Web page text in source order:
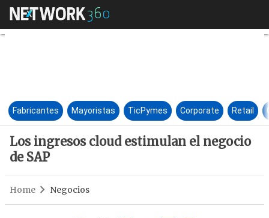
Los ingresos cloud estimulan
Fabricantes Mayoristas TicPymes Corporate Retail
Los ingresos cloud estimulan el negocio
de SAP
Home Negocios